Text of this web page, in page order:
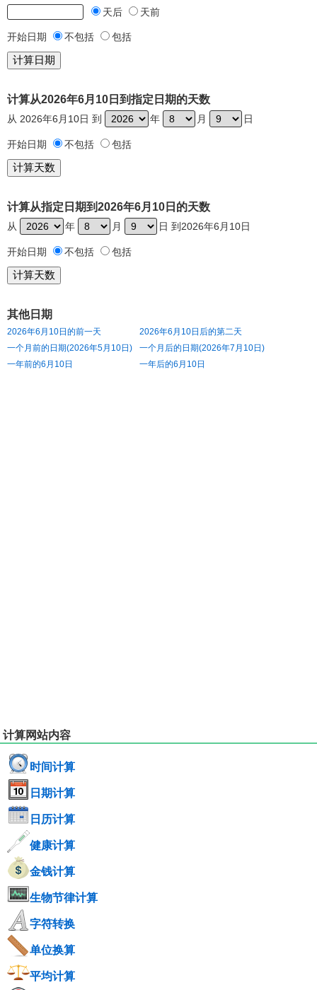
天后 天前
开始日期 不包括 包括
计算从2026年6月10日到指定日期的天数
从 2026年6月10日 到 年 月 日
开始日期 不包括 包括
计算从指定日期到2026年6月10日的天数
从 年 月 日 到2026年6月10日
开始日期 不包括 包括
其他日期
2026年6月10日的前一天
2026年6月10日后的第二天
一个月前的日期(2026年5月10日)
一个月后的日期(2026年7月10日)
一年前的6月10日
一年后的6月10日
计算网站内容
时间计算
日期计算
日历计算
健康计算
金钱计算
生物节律计算
字符转换
单位换算
平均计算